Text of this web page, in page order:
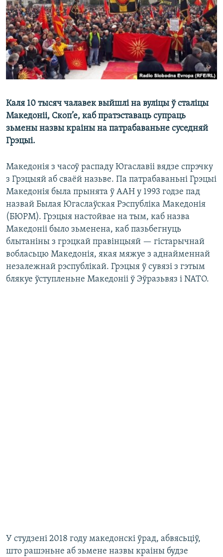
КУЛЬТУРА
КАЛЯНДАР
МОВА
НА ХВАЛЯХ СВАБОДЫ
Каля 10 тысяч чалавек выйшлі на вуліцы ў сталіцы
Македоніі, Скоп’е, каб пратэставаць супраць
зьмены назвы краіны на патрабаваньне суседняй
Грэцыі.
Македонія з часоў распаду Югаславіі вядзе спрэчку
з Грэцыяй аб сваёй назьве. Па патрабаваньні Грэцыі
Македонія была прынята ў ААН у 1993 годзе пад
назвай Былая Югаслаўская Рэспубліка Македонія
(БЮРМ). Грэцыя настойвае на тым, каб назва
Македоніі было зьменена, каб пазьбегнуць
блытаніны з грэцкай правінцыяй — гістарычнай
вобласьцю Македонія, якая мяжуе з аднайменнай
незалежнай рэспублікай. Грэцыя ў сувязі з гэтым
блякуе ўступленьне Македоніі ў Эўразьвяз і NATO.
У студзені 2018 году македонскі ўрад, абвясьціў,
што рашэньне аб зьмене назвы краіны будзе